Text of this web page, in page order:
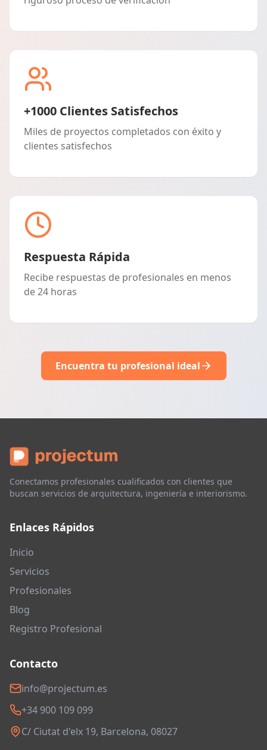
+1000 Clientes Satisfechos
Miles de proyectos completados con éxito y
clientes satisfechos
Respuesta Rápida
Recibe respuestas de profesionales en menos
de 24 horas
Encuentra tu profesional ideal
Conectamos profesionales cualificados con clientes que
buscan servicios de arquitectura, ingeniería e interiorismo.
Enlaces Rápidos
Inicio
Servicios
Profesionales
Blog
Registro Profesional
Contacto
info@projectum.es
+34 900 109 099
C/ Ciutat d'elx 19, Barcelona, 08027